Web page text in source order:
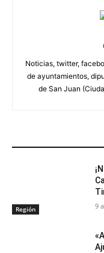
Noticias, twitter,
de ayuntamientos,
de San Juan
Región 9